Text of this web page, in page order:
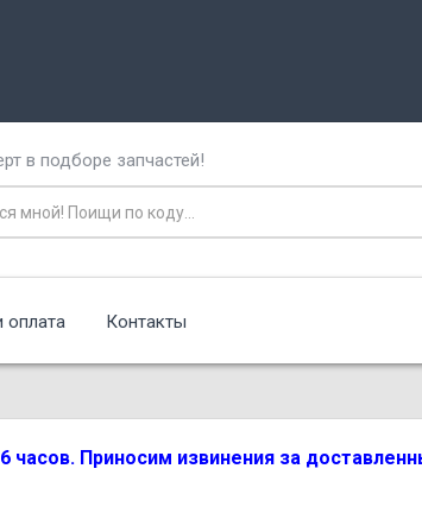
в подборе запчастей!
оплата Контакты
часов. Приносим извинения за